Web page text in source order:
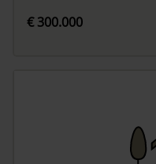
€ 300.000